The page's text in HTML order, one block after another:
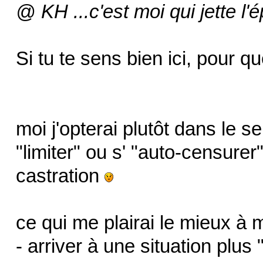
@ KH ...c'est moi qui jette
Si tu te sens bien ici, pour
moi j'opterai plutôt dans le
"limiter" ou s' "auto-
castration
ce qui me plairai le mieux à
- arriver à une situation plus